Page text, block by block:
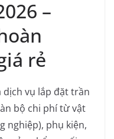
–
rẻ
dịch vụ lắp đặt trần
bộ chi phí từ vật
nghiệp), phụ kiện,